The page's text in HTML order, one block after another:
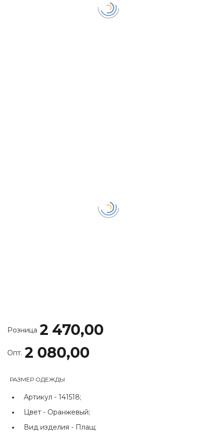
Розница 2 470,00
Опт. 2 080,00
РАЗМЕР ОДЕЖДЫ
Артикул - 141518;
Цвет - Оранжевый;
Вид изделия - Плащ;